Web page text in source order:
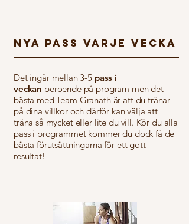
NYA PASS VARJE VECKA
Det ingår mellan 3-5 pass i
veckan beroende på program men det
bästa med Team Granath är att du tränar
på dina villkor och därför kan välja att
träna så mycket eller lite du vill. Kör du alla
pass i programmet kommer du dock få de
bästa förutsättningarna för ett gott
resultat!